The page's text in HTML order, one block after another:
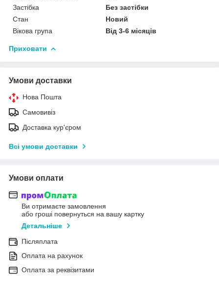
Застібка
Без застібки
Стан
Новий
Вікова група
Від 3-6 місяців
Приховати
Умови доставки
Нова Пошта
Самовивіз
Доставка кур'єром
Всі умови доставки
Умови оплати
Ви отримаєте замовлення
або гроші повернуться на вашу картку
Детальніше
Післяплата
Оплата на рахунок
Оплата за реквізитами